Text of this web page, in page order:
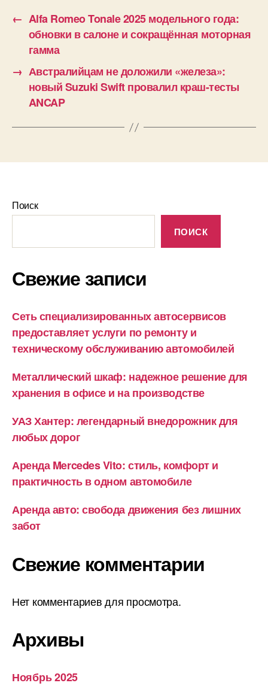
← Alfa Romeo Tonale 2025 модельного года:
обновки в салоне и сокращённая моторная
гамма
→ Австралийцам не доложили «железа»:
новый Suzuki Swift провалил краш-тесты
ANCAP
Поиск
ПОИСК
Свежие записи
Сеть специализированных автосервисов
предоставляет услуги по ремонту и
техническому обслуживанию автомобилей
Металлический шкаф: надежное решение для
хранения в офисе и на производстве
УАЗ Хантер: легендарный внедорожник для
любых дорог
Аренда Mercedes Vito: стиль, комфорт и
практичность в одном автомобиле
Аренда авто: свобода движения без лишних
забот
Свежие комментарии
Нет комментариев для просмотра.
Архивы
Ноябрь 2025